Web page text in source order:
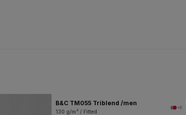
B&C TM055 Triblend /men
130 g/m² / Fitted
+6